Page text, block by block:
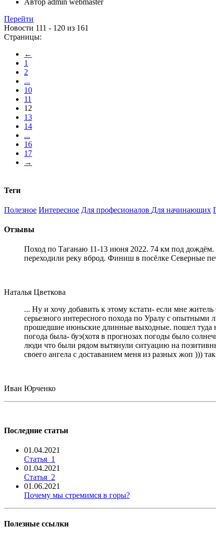
Автор admin webmaster
Перейти
Новости 111 - 120 из 161
Страницы:
←
1
2
...
10
11
12
13
14
...
16
17
→
Теги
Полезное Интересное Для професионалов Для начинающих
Отзывы
Поход по Таганаю 11-13 июня 2022. 74 км под
переходили реку вброд. Финиш в посёлке Северные
Наталья Цветкова
... Ну и хочу добавить к этому кстати- если мне
серьезного интересного похода по Уралу с
прошедшие июньские длинные выходные. пошел туда
погода была- буэ(хотя в прогнозах погоды было
люди что были рядом вытянули ситуацию на
своего ангела с доставанием меня из разных жоп )))
Иван Юрченко
Последние статьи
01.04.2021
Статья_1
01.04.2021
Статья_2
01.06.2021
Почему мы стремимся в горы?
Полезные ссылки